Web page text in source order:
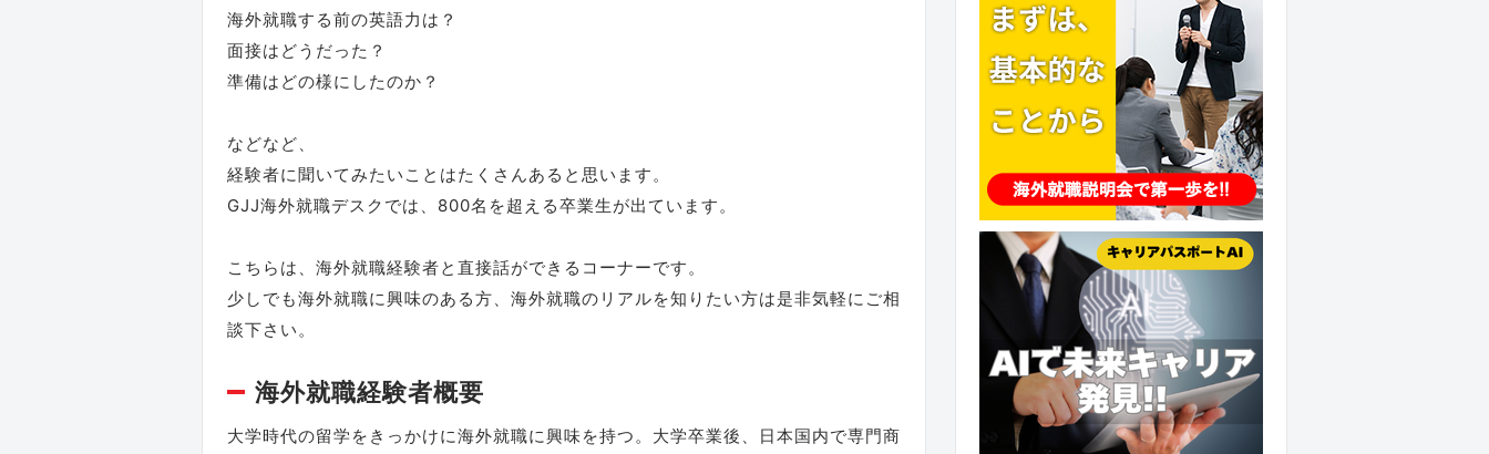
海外就職する前の英語力は？
面接はどうだった？
準備はどの様にしたのか？
などなど、
経験者に聞いてみたいことはたくさんあると思います。
GJJ海外就職デスクでは、800名を超える卒業生が出ています。
こちらは、海外就職経験者と直接話ができるコーナーです。
少しでも海外就職に興味のある方、海外就職のリアルを知りたい方は是非気軽にご相
談下さい。
海外就職経験者概要
大学時代の留学をきっかけに海外就職に興味を持つ。大学卒業後、日本国内で専門商